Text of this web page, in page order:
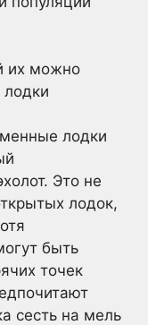
их можно
лодки
лодки
Это не
лодок,
быть
точек
сесть на мель